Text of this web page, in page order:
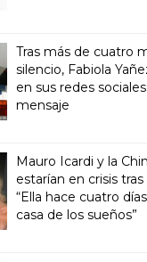
Tras más de cuatro
silencio, Fabiola
en sus redes
mensaje
Mauro Icardi y la
estarían en crisis
“Ella hace cuatro
casa de los sueños”